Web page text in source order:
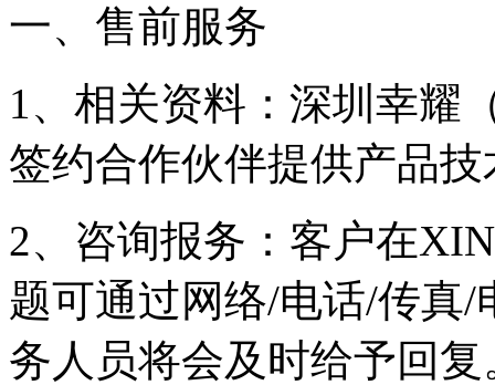
一、售前服务
1、相关资料：深圳幸耀
签约合作伙伴提供产品
2、咨询报务：客户在
题可通过网络/电话/传真/
务人员将会及时给予回复